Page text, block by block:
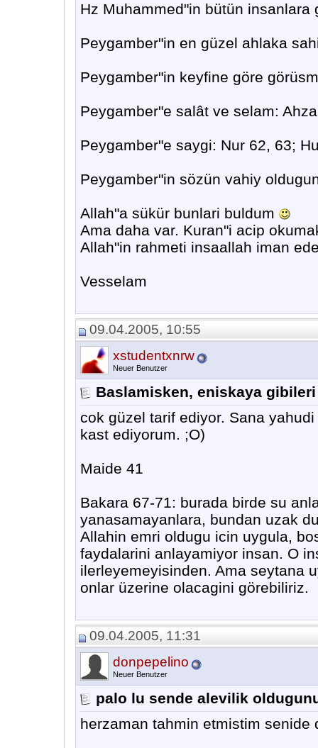
Hz Muhammed"in bütün
Peygamber"in en güzel ahlaka
Peygamber"in keyfine göre
Peygamber"e salât ve selam:
Peygamber"e saygi: Nur 62, 63;
Peygamber"in sözün vahiy
Allah"a sükür bunlari buldum
Ama daha var. Kuran"i acip
Allah"in rahmeti insaallah iman
Vesselam
09.04.2005, 10:55
xstudentxnrw
Neuer Benutzer
Baslamisken, eniskaya
cok güzel tarif ediyor. Sana
kast ediyorum. ;O)
Maide 41
Bakara 67-71: burada birde su
yanasamayanlara, bundan uzak
Allahin emri oldugu icin uygula,
faydalarini anlayamiyor insan. O
ilerleyemeyisinden. Ama seytana
onlar üzerine olacagini görebiliriz.
09.04.2005, 11:31
donpepelino
Neuer Benutzer
palo lu sende alevilik
herzaman tahmin etmistim